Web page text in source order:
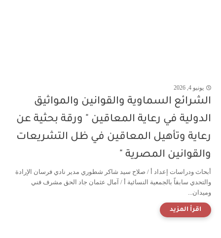
يونيو 4, 2026
الشرائع السماوية والقوانين والمواثيق
الدولية في رعاية المعاقين " ورقة بحثية عن
رعاية وتأهيل المعاقين في ظل التشريعات
والقوانين المصرية "
أبحاث ودراسات إعداد أ / صلاح سيد شاكر شطوري مدير نادي فرسان الإرادة
والتحدي سابقاً بالجمعية النسائية أ / آمال عثمان جاد الحق مشرف فني
وميدان...